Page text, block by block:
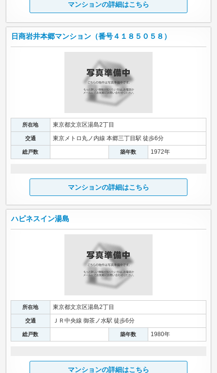
マンションの詳細はこちら
日商岩井本郷マンション（番号４１８５０５８）
所在地 東京都文京区湯島2丁目
交通 東京メトロ丸ノ内線 本郷三丁目駅 徒歩6分
総戸数 築年数 1972年
マンションの詳細はこちら
ハピネスイン湯島
所在地 東京都文京区湯島2丁目
交通 ＪＲ中央線 御茶ノ水駅 徒歩6分
総戸数 築年数 1980年
マンションの詳細はこちら